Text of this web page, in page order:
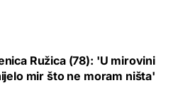
Ružica (78): 'U mirovini
mir što ne moram ništa'